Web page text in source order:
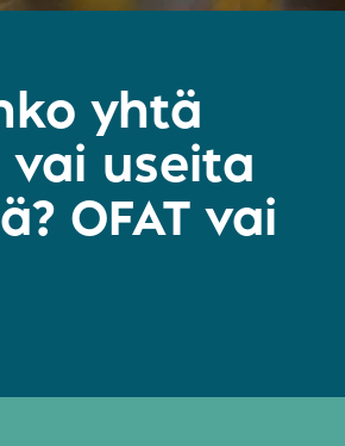
yhtä
useita
OFAT vai